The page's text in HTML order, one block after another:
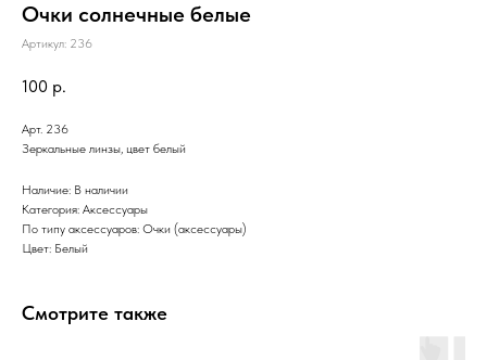
Очки солнечные белые
Артикул: 236
100 р.
Арт. 236
Зеркальные линзы, цвет белый
Наличие: В наличии
Категория: Аксессуары
По типу аксессуаров: Очки (аксессуары)
Цвет: Белый
Смотрите также